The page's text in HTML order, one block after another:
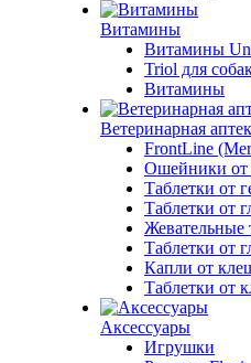
Витамины
Витамины
Triol для
Витамины
Ветеринарная
FrontLine
Ошейники от
Таблетки от
Таблетки от
Жевательные
Таблетки от
Капли от
Таблетки от
Аксессуары
Игрушки